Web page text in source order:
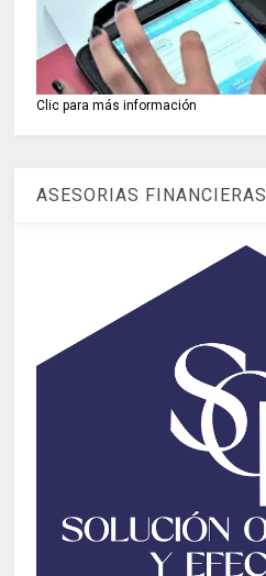
Clic para más información
ASESORIAS FINANCIERAS